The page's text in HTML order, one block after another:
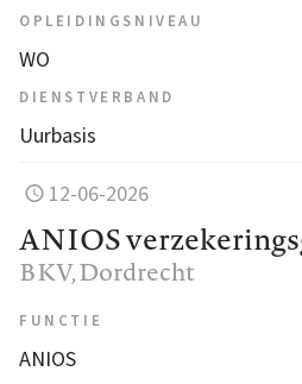
OPLEIDINGSNIVEAU
WO
DIENSTVERBAND
Uurbasis
12-06-2026
ANIOS
BKV, Dordrecht
FUNCTIE
ANIOS